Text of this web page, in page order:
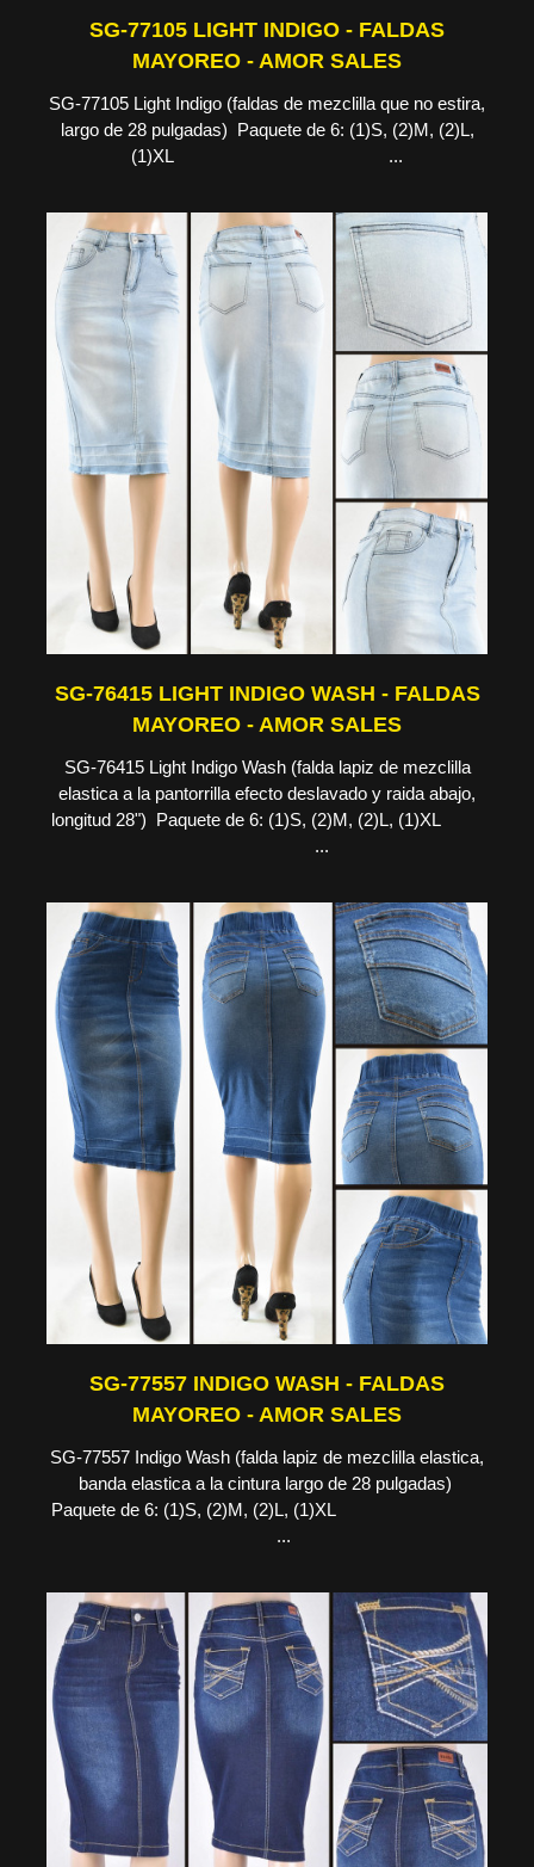
SG-77105 LIGHT INDIGO - FALDAS
MAYOREO - AMOR SALES
SG-77105 Light Indigo (faldas de mezclilla que no estira,
largo de 28 pulgadas) Paquete de 6: (1)S, (2)M, (2)L,
(1)XL ...
SG-76415 LIGHT INDIGO WASH - FALDAS
MAYOREO - AMOR SALES
SG-76415 Light Indigo Wash (falda lapiz de mezclilla
elastica a la pantorrilla efecto deslavado y raida abajo,
longitud 28") Paquete de 6: (1)S, (2)M, (2)L, (1)XL
...
SG-77557 INDIGO WASH - FALDAS
MAYOREO - AMOR SALES
SG-77557 Indigo Wash (falda lapiz de mezclilla elastica,
banda elastica a la cintura largo de 28 pulgadas)
Paquete de 6: (1)S, (2)M, (2)L, (1)XL
...